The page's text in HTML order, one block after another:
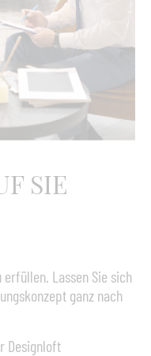
Der Tisch Core
und passt
SIE
erfüllen. Lassen Sie sich
ganz nach
Designloft